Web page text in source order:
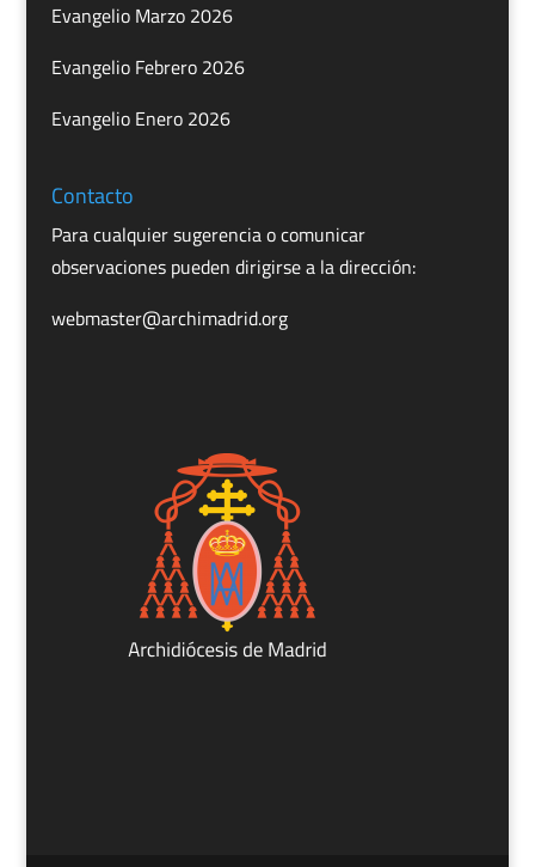
Evangelio Marzo 2026
Evangelio Febrero 2026
Evangelio Enero 2026
Contacto
Para cualquier sugerencia o comunicar
observaciones pueden dirigirse a la dirección:
webmaster@archimadrid.org